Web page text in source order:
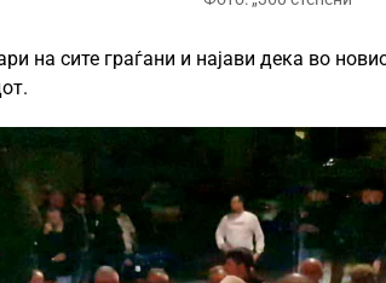
на сите граѓани и најави дека во